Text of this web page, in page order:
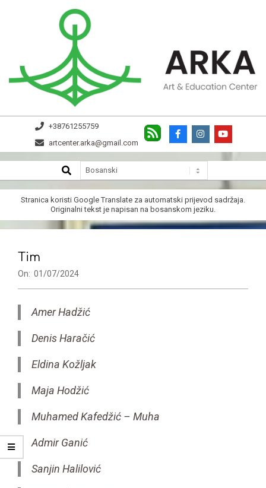
ARKA
+38761255759
artcenter.arka@gmail.com
Navigation
Menu
SEARCH
Stranica koristi Google Translate za automatski prijevod sadržaja.
Originalni tekst je napisan na bosanskom jeziku.
Tim
On: 01/07/2024
Amer Hadžić
Denis Haračić
Eldina Kožljak
Maja Hodžić
Muhamed Kafedžić – Muha
Admir Ganić
Sanjin Halilović